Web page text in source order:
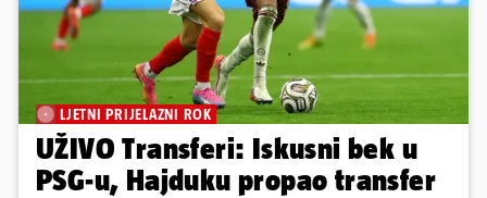
LJETNI PRIJELAZNI ROK
UŽIVO Transferi: Iskusni bek u
PSG-u, Hajduku propao transfer